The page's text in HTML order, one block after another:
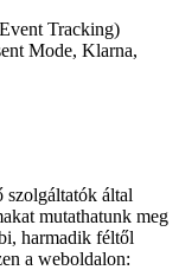
Tracking)
Mode, Klarna,
szolgáltatók által
mutathatunk meg
harmadik féltől
a weboldalon: